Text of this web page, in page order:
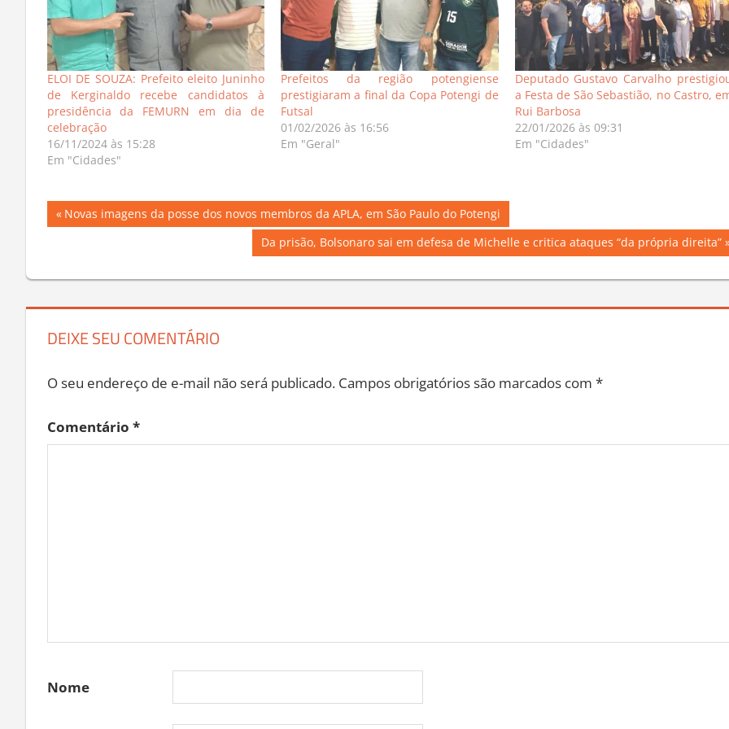
ELOI DE SOUZA: Prefeito eleito Juninho
de Kerginaldo recebe candidatos à
presidência da FEMURN em dia de
celebração
16/11/2024 às 15:28
Em "Cidades"
Prefeitos da região potengiense
prestigiaram a final da Copa Potengi de
Futsal
01/02/2026 às 16:56
Em "Geral"
Deputado Gustavo Carvalho
a Festa de São Sebastião, no Castro,
Rui Barbosa
22/01/2026 às 09:31
Em "Cidades"
Navegação
Post
Previous
Novas imagens da posse dos novos membros da APLA, em São Paulo do Potengi
Next
Da prisão, Bolsonaro sai em defesa de Michelle e critica ataques “da própria direita”
DEIXE SEU COMENTÁRIO
O seu endereço de e-mail não será publicado. Campos obrigatórios são marcados com
Comentário
Nome